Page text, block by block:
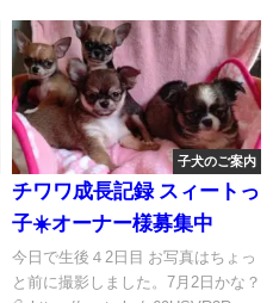
子犬のご案内
チワワ成長記録 スィートっ
子☀️オーナー様募集中
今日で生後４2日目 お写真はちょっ
と前に撮影しました。7月2日かな？